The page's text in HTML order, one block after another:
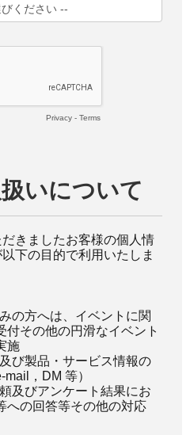
Privacy - Terms
いについて
きましたお客様の個人情
下の目的で利用いたしま
の方へは、イベントに関
付その他の円滑なイベント
施
び製品・サービス情報の
，DM 等）
及びアンケート結果にお
への回答等その他の対応